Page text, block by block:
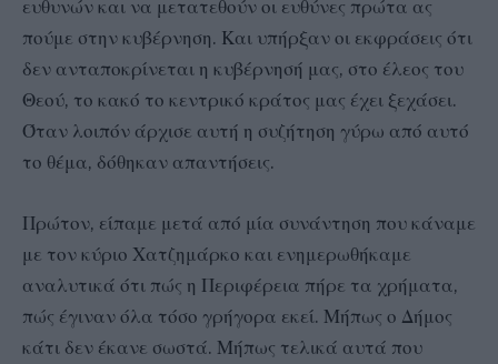
ευθυνών και να μετατεθούν οι ευθύνες πρώτα ας
πούμε στην κυβέρνηση. Και υπήρξαν οι εκφράσεις ότι
δεν ανταποκρίνεται η κυβέρνησή μας, στο έλεος του
Θεού, το κακό το κεντρικό κράτος μας έχει ξεχάσει.
Όταν λοιπόν άρχισε αυτή η συζήτηση γύρω από αυτό
το θέμα, δόθηκαν απαντήσεις.
Πρώτον, είπαμε μετά από μία συνάντηση που κάναμε
με τον κύριο Χατζημάρκο και ενημερωθήκαμε
αναλυτικά ότι πώς η Περιφέρεια πήρε τα χρήματα,
πώς έγιναν όλα τόσο γρήγορα εκεί. Μήπως ο Δήμος
κάτι δεν έκανε σωστά. Μήπως τελικά αυτά που